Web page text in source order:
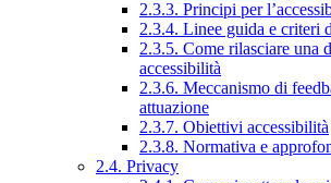
2.3.3. Principi per
2.3.4. Linee guida e criteri
2.3.5. Come rilasciare una
accessibilità
2.3.6. Meccanismo di
attuazione
2.3.7. Obiettivi accessibilità
2.3.8. Normativa e
2.4. Privacy